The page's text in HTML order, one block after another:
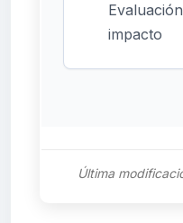
impacto
Última